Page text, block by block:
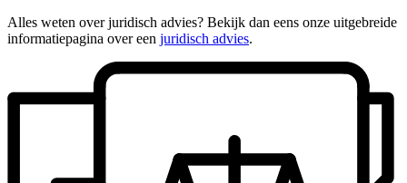
Alles weten over juridisch advies? Bekijk dan eens onze uitgebreide
informatiepagina over een juridisch advies.